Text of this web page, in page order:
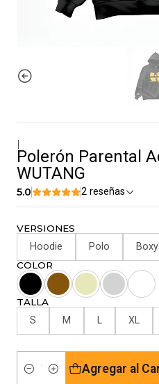
|
Polerón Parental
WUTANG
5.0 2 reseñas
VERSIONES
Hoodie Polo
COLOR
TALLA
S M L XL
Cantidad
Agregar al